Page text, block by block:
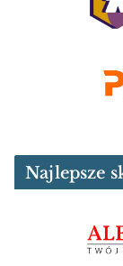
Najlepsze